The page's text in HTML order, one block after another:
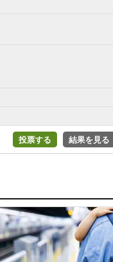
投票する 結果を見る